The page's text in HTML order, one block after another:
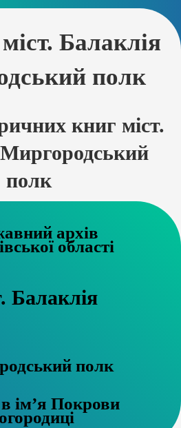
Балаклія
полк
книг міст.
полк
архів
області
Балаклія
полк
ім’я Покрови